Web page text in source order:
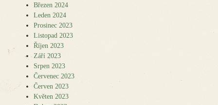
Březen 2024
Leden 2024
Prosinec 2023
Listopad 2023
Říjen 2023
Září 2023
Srpen 2023
Červenec 2023
Červen 2023
Květen 2023